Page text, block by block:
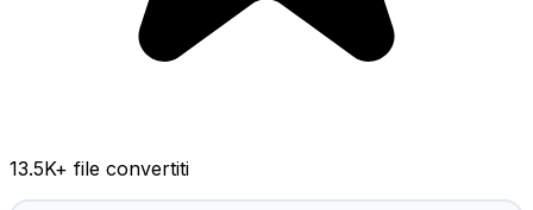
13.5K+ file convertiti